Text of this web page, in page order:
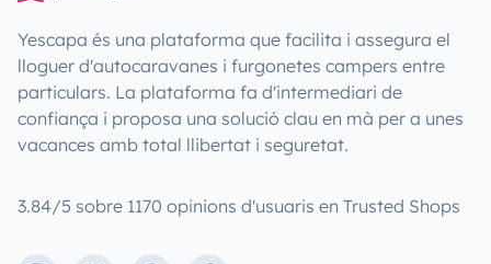
Yescapa és una plataforma que facilita i assegura el
lloguer d'autocaravanes i furgonetes campers entre
particulars. La plataforma fa d'intermediari de
confiança i proposa una solució clau en mà per a unes
vacances amb total llibertat i seguretat.
3.84/5 sobre 1170 opinions d'usuaris en Trusted Shops